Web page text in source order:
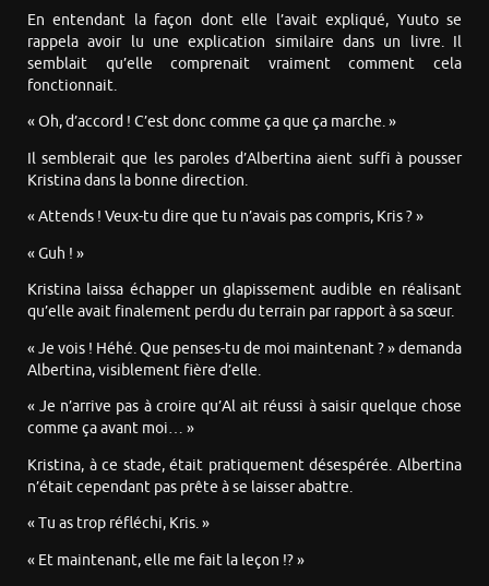
En entendant la façon dont elle l’avait expliqué, Yuuto se
rappela avoir lu une explication similaire dans un livre. Il
semblait qu’elle comprenait vraiment comment cela
fonctionnait.
« Oh, d’accord ! C’est donc comme ça que ça marche. »
Il semblerait que les paroles d’Albertina aient suffi à pousser
Kristina dans la bonne direction.
« Attends ! Veux-tu dire que tu n’avais pas compris, Kris ? »
« Guh ! »
Kristina laissa échapper un glapissement audible en réalisant
qu’elle avait finalement perdu du terrain par rapport à sa sœur.
« Je vois ! Héhé. Que penses-tu de moi maintenant ? » demanda
Albertina, visiblement fière d’elle.
« Je n’arrive pas à croire qu’Al ait réussi à saisir quelque chose
comme ça avant moi… »
Kristina, à ce stade, était pratiquement désespérée. Albertina
n’était cependant pas prête à se laisser abattre.
« Tu as trop réfléchi, Kris. »
« Et maintenant, elle me fait la leçon !? »